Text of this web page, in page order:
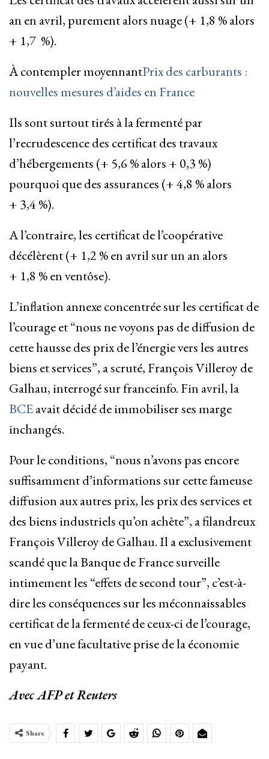
an en avril, purement alors nuage (+ 1,8 % alors
+ 1,7 %).
À contempler moyennantPrix des carburants :
nouvelles mesures d’aides en France
Ils sont surtout tirés à la fermenté par
l’recrudescence des certificat des travaux
d’hébergements (+ 5,6 % alors + 0,3 %)
pourquoi que des assurances (+ 4,8 % alors
+ 3,4 %).
A l’contraire, les certificat de l’coopérative
décélèrent (+ 1,2 % en avril sur un an alors
+ 1,8 % en ventôse).
L’inflation annexe concentrée sur les certificat de
l’courage et “nous ne voyons pas de diffusion de
cette hausse des prix de l’énergie vers les autres
biens et services”, a scruté, François Villeroy de
Galhau, interrogé sur franceinfo. Fin avril, la
BCEavait décidé de immobiliser ses marge
inchangés.
Pour le conditions, “nous n’avons pas encore
suffisamment d’informations sur cette fameuse
diffusion aux autres prix, les prix des services et
des biens industriels qu’on achète”, a filandreux
François Villeroy de Galhau. Il a exclusivement
scandé que la Banque de France surveille
intimement les “effets de second tour”, c’est-à-
dire les conséquences sur les méconnaissables
certificat de la fermenté de ceux-ci de l’courage,
en vue d’une facultative prise de la économie
payant.
Avec AFP et Reuters
Share